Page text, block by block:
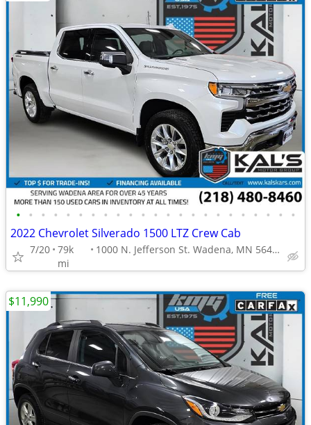
• • • • • • • • • • • • • • • • • • • • • • •
2022 Chevrolet Silverado 1500 LTZ Crew Cab
7/20 79k
mi
1000 N. Jefferson St. Wadena, MN 56482
$11,990